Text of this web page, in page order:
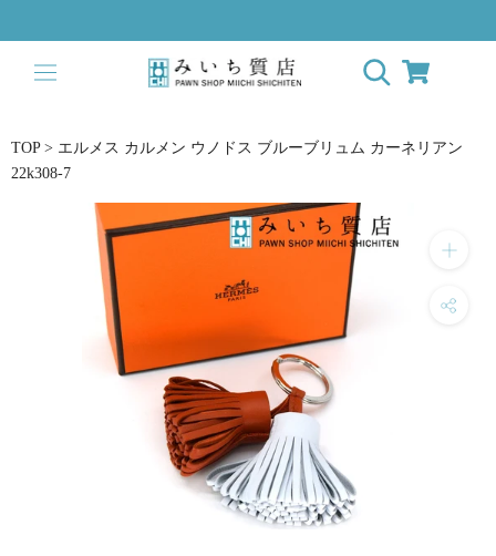
to
content
TOP > エルメス カルメン ウノドス ブルーブリュム カーネリアン
22k308-7